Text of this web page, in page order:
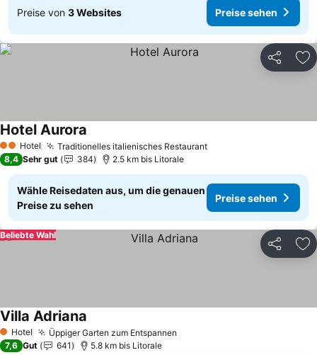
Preise von 3 Websites Preise sehen
Teilen
2 Sterne
Hotel Traditionelles italienisches RestaurantPreise sehen
Hotel Aurora
8,4 Sehr gut 384 2.5 km bis Litorale
Wähle Reisedaten aus, um die genauen
Preise zu sehen
Preise sehen
Teilen
Beliebte Wahl
1 Sterne
Hotel Üppiger Garten zum Entspannen
Villa Adriana
7,6 Gut 641 5.8 km bis Litorale